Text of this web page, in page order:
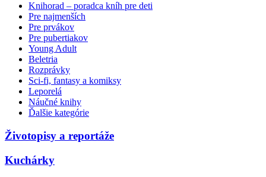
Knihorad – poradca kníh pre deti
Pre najmenších
Pre prvákov
Pre pubertiakov
Young Adult
Beletria
Rozprávky
Sci-fi, fantasy a komiksy
Leporelá
Náučné knihy
Ďalšie kategórie
Životopisy a reportáže
Kuchárky